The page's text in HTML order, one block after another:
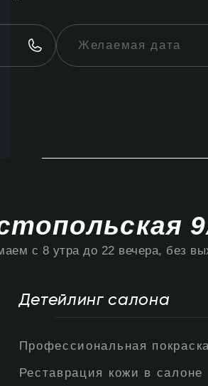
с 8 утра до 22 вечера, без
Детейлинг салона
Профессиональная
Реставрация кожи в салоне